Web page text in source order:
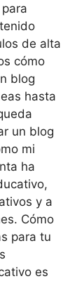
de alta
cómo
blog
hasta
un blog
mi
ha
y a
Cómo
para tu
es